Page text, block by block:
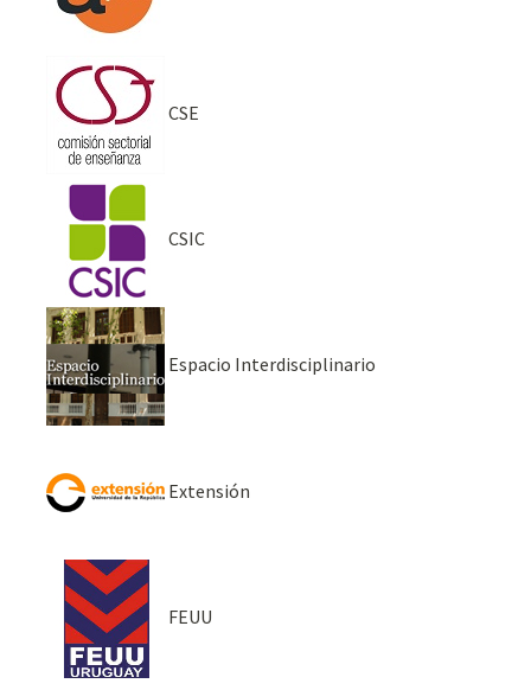
CSE
CSIC
Espacio Interdisciplinario
Extensión
FEUU